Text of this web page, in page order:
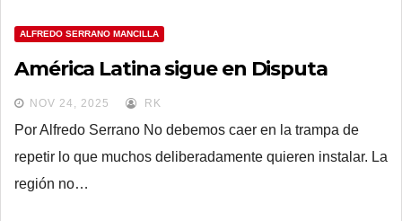
ALFREDO SERRANO MANCILLA
América Latina sigue en Disputa
NOV 24, 2025 RK
Por Alfredo Serrano No debemos caer en la trampa de
repetir lo que muchos deliberadamente quieren instalar. La
región no…